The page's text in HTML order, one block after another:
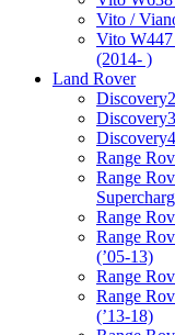
Vito /
Vito
(2014- )
Land Rover
Range
Range
Range
Range
(’05-13)
Range
Range
(’13-18)